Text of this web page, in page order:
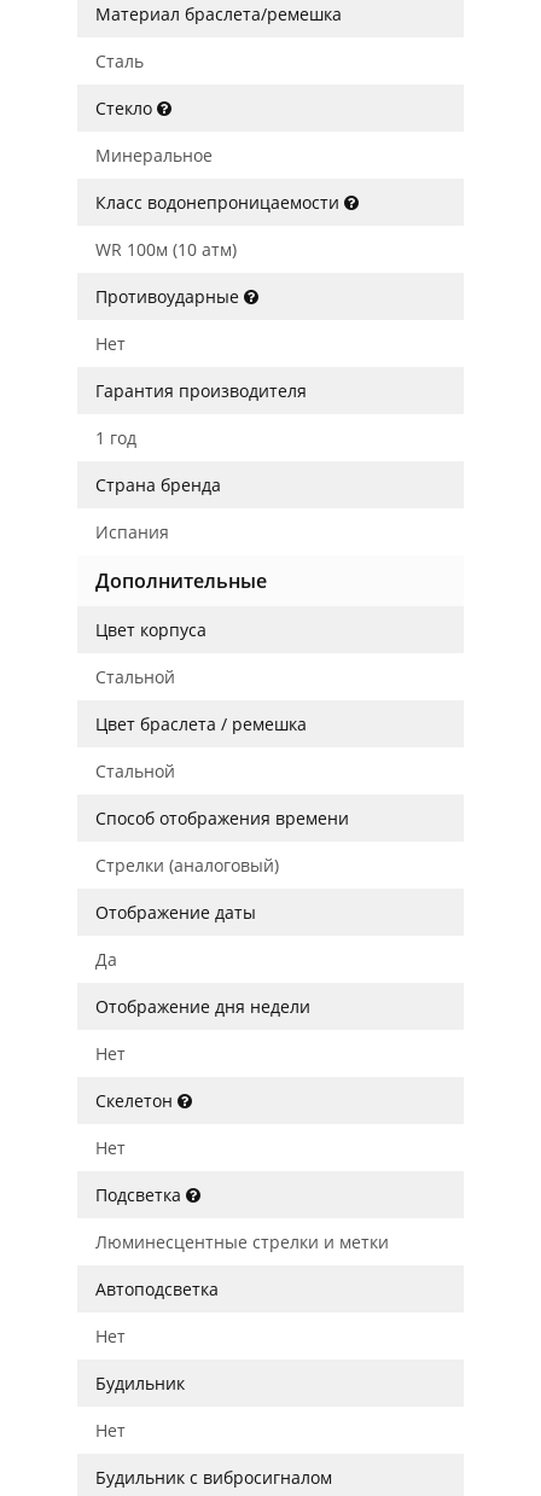
Материал браслета/ремешка
Сталь
Стекло
Минеральное
Класс водонепроницаемости
WR 100м (10 атм)
Противоударные
Нет
Гарантия производителя
1 год
Страна бренда
Испания
Дополнительные
Цвет корпуса
Стальной
Цвет браслета / ремешка
Стальной
Способ отображения времени
Стрелки (аналоговый)
Отображение даты
Да
Отображение дня недели
Нет
Скелетон
Нет
Подсветка
Люминесцентные стрелки и метки
Автоподсветка
Нет
Будильник
Нет
Будильник с вибросигналом